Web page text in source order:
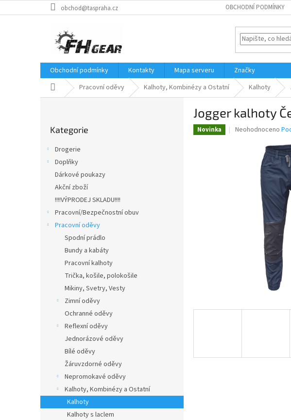
na
obchod@taspraha.cz OBCHODNÍ PODMÍNKY
Obchodní podmínky Kontakty Mapa serveru
Značky
Domů Pracovní oděvy Kalhoty, Kombinézy a Ostatní Kalhoty
kategorie
Kategorie
Drogerie
Doplňky
Dárkové poukazy
Akční zboží
!!!!VÝPRODEJ SKLADU!!!!
Pracovní/Bezpečnostní obuv
Pracovní oděvy
Spodní prádlo
Bundy a kabáty
Pracovní kalhoty
Trička, košile, polokošile
Mikiny, Svetry, Vesty
Zimní oděvy
Ochranné oděvy
Reflexní oděvy
Jednorázové oděvy
Bílé oděvy
Žáruvzdorné oděvy
Nepromokavé oděvy
Kalhoty, Kombinézy a Ostatní
Kalhoty
Kalhoty s laclem
Jogger kalhoty
Novinka
Průměrné
hvězdiček.
Neohodnoceno